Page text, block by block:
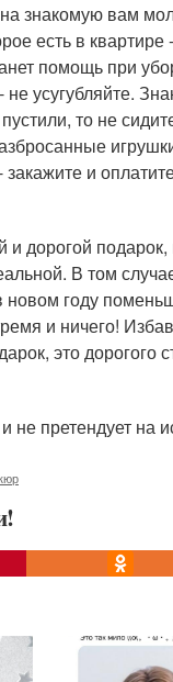
знакомую вам
есть в
помощь при
усугубляйте.
то не
и
дорогой
В том
году
и ничего!
это дорогого
претендует на